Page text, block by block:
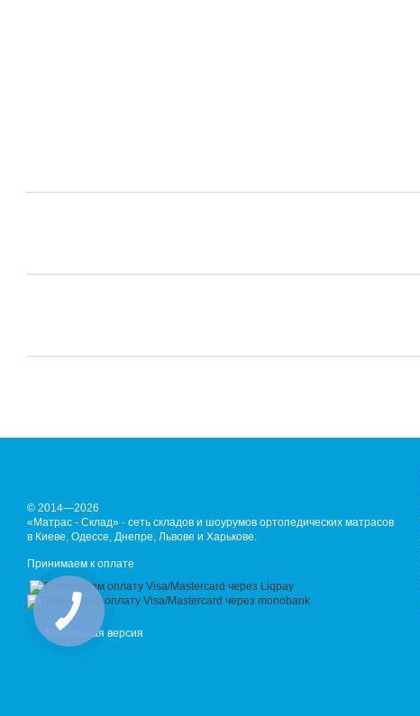
© 2014—2026
«Матрас - Склад» - сеть складов и шоурумов ортопедических матрасов
в Киеве, Одессе, Днепре, Львове и Харькове.
Принимаем к оплате
Мобильная версия